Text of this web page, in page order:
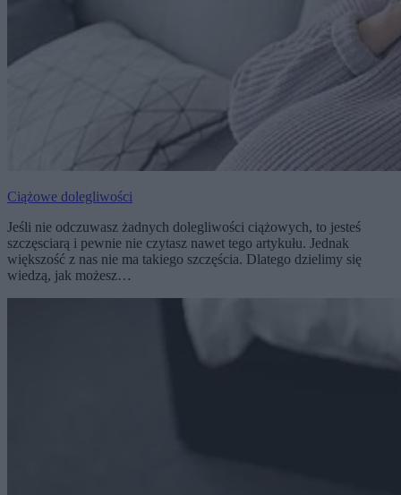
Ciążowe dolegliwości
Jeśli nie odczuwasz żadnych dolegliwości ciążowych, to jesteś
szczęsciarą i pewnie nie czytasz nawet tego artykułu. Jednak
większość z nas nie ma takiego szczęścia. Dlatego dzielimy się
wiedzą, jak możesz…